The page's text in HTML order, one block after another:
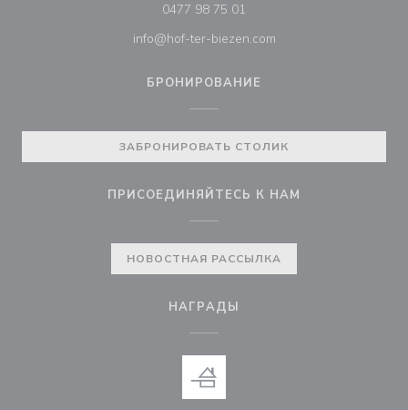
0477 98 75 01
info@hof-ter-biezen.com
БРОНИРОВАНИЕ
ЗАБРОНИРОВАТЬ СТОЛИК
ПРИСОЕДИНЯЙТЕСЬ К НАМ
НОВОСТНАЯ РАССЫЛКА
НАГРАДЫ